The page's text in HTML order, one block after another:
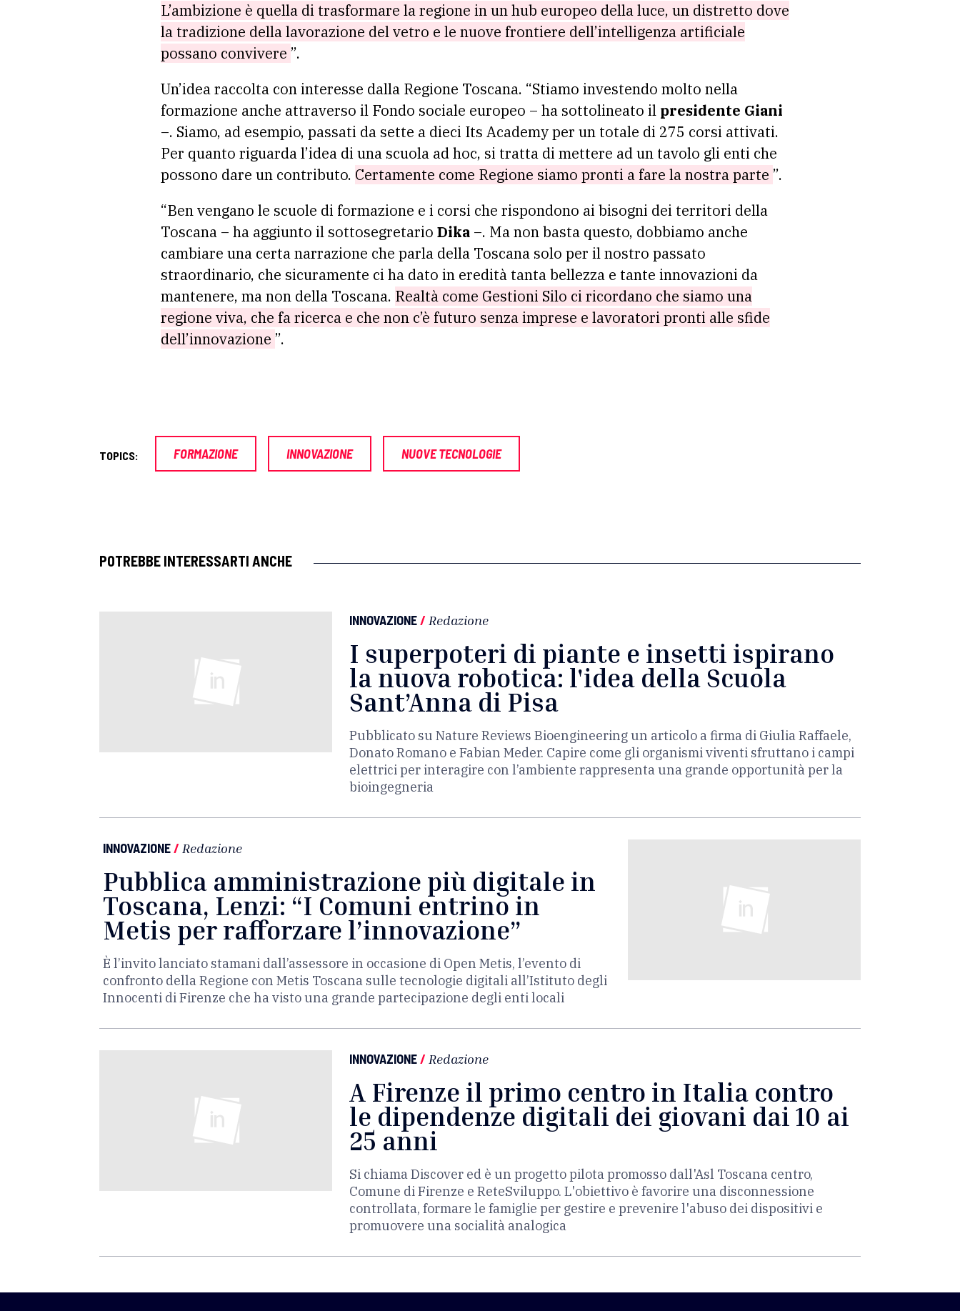
L’ambizione è quella di trasformare la regione in un hub europeo della luce, un distretto dove
la tradizione della lavorazione del vetro e le nuove frontiere dell’intelligenza artificiale
possano convivere ”.
Un’idea raccolta con interesse dalla Regione Toscana. “Stiamo investendo molto nella
formazione anche attraverso il Fondo sociale europeo – ha sottolineato il presidente Giani
–. Siamo, ad esempio, passati da sette a dieci Its Academy per un totale di 275 corsi attivati.
Per quanto riguarda l’idea di una scuola ad hoc, si tratta di mettere ad un tavolo gli enti che
possono dare un contributo. Certamente come Regione siamo pronti a fare la nostra parte ”.
“Ben vengano le scuole di formazione e i corsi che rispondono ai bisogni dei territori della
Toscana – ha aggiunto il sottosegretario Dika –. Ma non basta questo, dobbiamo anche
cambiare una certa narrazione che parla della Toscana solo per il nostro passato
straordinario, che sicuramente ci ha dato in eredità tanta bellezza e tante innovazioni da
mantenere, ma non della Toscana. Realtà come Gestioni Silo ci ricordano che siamo una
regione viva, che fa ricerca e che non c’è futuro senza imprese e lavoratori pronti alle sfide
dell’innovazione ”.
TOPICS: FORMAZIONE INNOVAZIONE NUOVE TECNOLOGIE
POTREBBE INTERESSARTI ANCHE
INNOVAZIONE/ Redazione
I superpoteri di piante e insetti ispirano
la nuova robotica: l'idea della Scuola
Sant’Anna di Pisa
Pubblicato su Nature Reviews Bioengineering un articolo a firma di Giulia Raffaele,
Donato Romano e Fabian Meder. Capire come gli organismi viventi sfruttano i campi
elettrici per interagire con l’ambiente rappresenta una grande opportunità per la
bioingegneria
INNOVAZIONE/ Redazione
Pubblica amministrazione più digitale in
Toscana, Lenzi: “I Comuni entrino in
Metis per rafforzare l’innovazione”
È l’invito lanciato stamani dall’assessore in occasione di Open Metis, l’evento di
confronto della Regione con Metis Toscana sulle tecnologie digitali all’Istituto degli
Innocenti di Firenze che ha visto una grande partecipazione degli enti locali
INNOVAZIONE/ Redazione
A Firenze il primo centro in Italia contro
le dipendenze digitali dei giovani dai 10 ai
25 anni
Si chiama Discover ed è un progetto pilota promosso dall'Asl Toscana centro,
Comune di Firenze e ReteSviluppo. L'obiettivo è favorire una disconnessione
controllata, formare le famiglie per gestire e prevenire l'abuso dei dispositivi e
promuovere una socialità analogica